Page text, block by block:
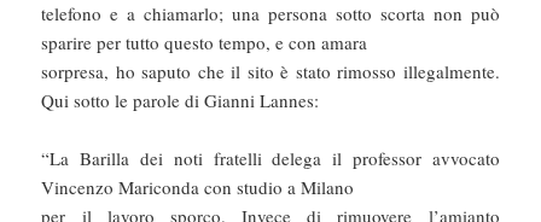
telefono e a chiamarlo; una persona sotto scorta non può
sparire per tutto questo tempo, e con amara
sorpresa, ho saputo che il sito è stato rimosso illegalmente.
Qui sotto le parole di Gianni Lannes:
“La Barilla dei noti fratelli delega il professor avvocato
Vincenzo Mariconda con studio a Milano
per il lavoro sporco. Invece di rimuovere l’amianto